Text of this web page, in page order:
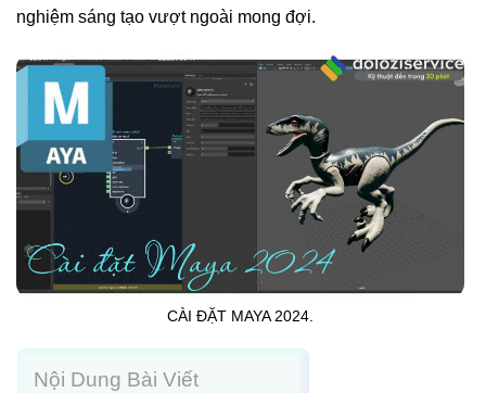
nghiệm sáng tạo vượt ngoài mong đợi.
CÀI ĐẶT MAYA 2024.
Nội Dung Bài Viết